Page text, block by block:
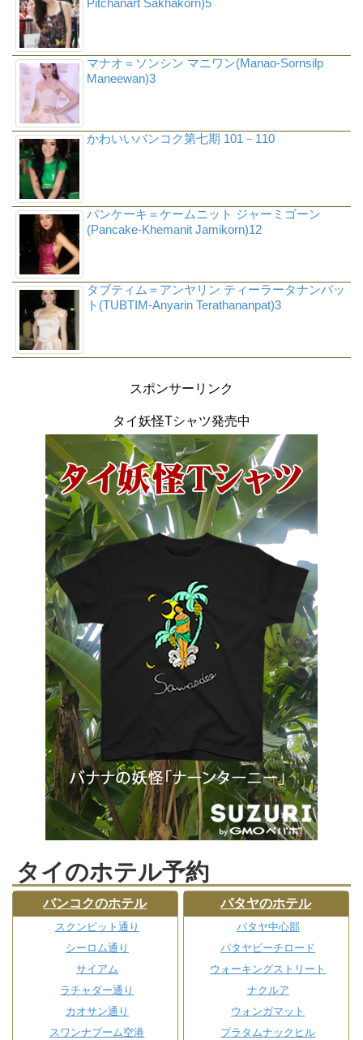
Pitchanart Sakhakorn)5
マナオ＝ソンシン マニワン(Manao-Sornsilp
Maneewan)3
かわいいバンコク第七期 101－110
パンケーキ＝ケームニット ジャーミゴーン
(Pancake-Khemanit Jamikorn)12
タブティム＝アンヤリン ティーラータナンパッ
ト(TUBTIM-Anyarin Terathananpat)3
スポンサーリンク
タイ妖怪Tシャツ発売中
タイのホテル予約
バンコクのホテル
スクンビット通り
シーロム通り
サイアム
ラチャダー通り
カオサン通り
スワンナプーム空港
パタヤのホテル
パタヤ中心部
パタヤビーチロード
ウォーキングストリート
ナクルア
ウォンガマット
プラタムナックヒル